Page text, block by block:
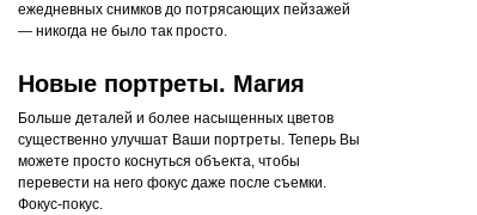
ежедневных снимков до потрясающих пейзажей
— никогда не было так просто.
Новые портреты. Магия
Больше деталей и более насыщенных цветов
существенно улучшат Ваши портреты. Теперь Вы
можете просто коснуться объекта, чтобы
перевести на него фокус даже после съемки.
Фокус-покус.